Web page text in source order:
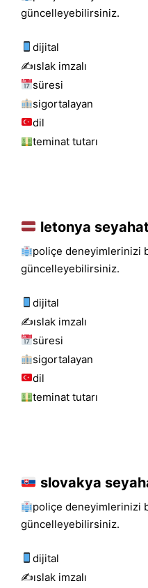
güncelleyebilirsiniz.
dijital
✍️islak i̇mzalı
süresi
sigortalayan
dil
teminat tutarı
letonya
poliçe deneyimlerinizi
güncelleyebilirsiniz.
dijital
✍️islak i̇mzalı
süresi
sigortalayan
dil
teminat tutarı
slovakya
poliçe deneyimlerinizi
güncelleyebilirsiniz.
dijital
✍️islak i̇mzalı